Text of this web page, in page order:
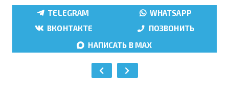
TELEGRAM
WHATSAPP
ВКОНТАКТЕ
ПОЗВОНИТЬ
НАПИСАТЬ В MAX